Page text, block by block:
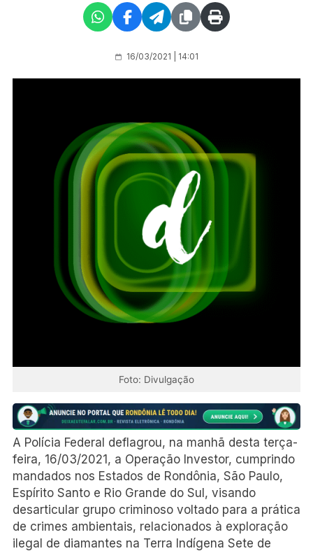
16/03/2021 | 14:01
Foto: Divulgação
A Polícia Federal deflagrou, na manhã desta terça-
feira, 16/03/2021, a Operação Investor, cumprindo
mandados nos Estados de Rondônia, São Paulo,
Espírito Santo e Rio Grande do Sul, visando
desarticular grupo criminoso voltado para a prática
de crimes ambientais, relacionados à exploração
ilegal de diamantes na Terra Indígena Sete de